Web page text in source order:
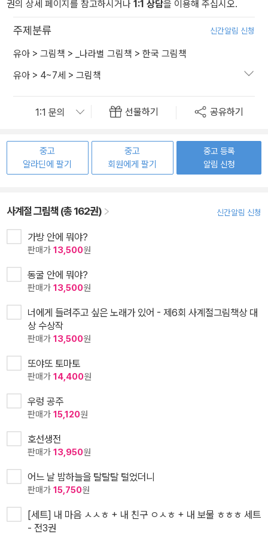
권의 상세 페이지를 참고하시거나 1:1 상담을 이용해 주십시오.
주제분류 신간알림 신청
유아 > 그림책 > _나라별 그림책 > 한국 그림책
유아 > 4~7세 > 그림책
선물하기 공유하기
중고
알라딘에 팔기
중고
회원에게 팔기
중고 등록
알림 신청
사계절 그림책 (총 162권) 신간알림 신청
가방 안에 뭐야?
판매가 13,500원
동굴 안에 뭐야?
판매가 13,500원
너에게 들려주고 싶은 노래가 있어 - 제6회 사계절그림책상 대
상 수상작
판매가 13,500원
또야또 토마토
판매가 14,400원
우렁 공주
판매가 15,120원
호선생전
판매가 13,950원
어느 날 밤하늘을 탈탈탈 털었더니
판매가 15,750원
[세트] 내 마음 ㅅㅅㅎ + 내 친구 ㅇㅅㅎ + 내 보물 ㅎㅎㅎ 세트
- 전3권